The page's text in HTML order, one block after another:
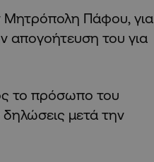
Πάφου, για
απογοήτευση του για
το πρόσωπο του
μετά την